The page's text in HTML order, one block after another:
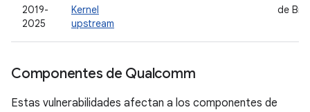
2019-
2025
Kernel
upstream
de
Componentes de Qualcomm
Estas vulnerabilidades afectan a los componentes de